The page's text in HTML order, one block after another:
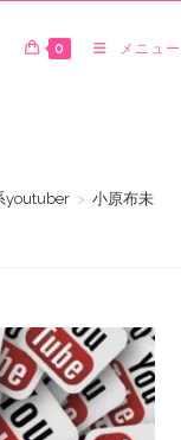
0 メニュー
youtuber > 小原布未加